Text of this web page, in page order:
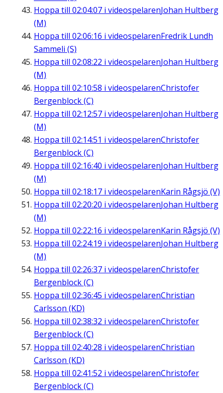
Hoppa till 02:04:07 i videospelarenJohan Hultberg
(M)
Hoppa till 02:06:16 i videospelarenFredrik Lundh
Sammeli (S)
Hoppa till 02:08:22 i videospelarenJohan Hultberg
(M)
Hoppa till 02:10:58 i videospelarenChristofer
Bergenblock (C)
Hoppa till 02:12:57 i videospelarenJohan Hultberg
(M)
Hoppa till 02:14:51 i videospelarenChristofer
Bergenblock (C)
Hoppa till 02:16:40 i videospelarenJohan Hultberg
(M)
Hoppa till 02:18:17 i videospelarenKarin Rågsjö (V)
Hoppa till 02:20:20 i videospelarenJohan Hultberg
(M)
Hoppa till 02:22:16 i videospelarenKarin Rågsjö (V)
Hoppa till 02:24:19 i videospelarenJohan Hultberg
(M)
Hoppa till 02:26:37 i videospelarenChristofer
Bergenblock (C)
Hoppa till 02:36:45 i videospelarenChristian
Carlsson (KD)
Hoppa till 02:38:32 i videospelarenChristofer
Bergenblock (C)
Hoppa till 02:40:28 i videospelarenChristian
Carlsson (KD)
Hoppa till 02:41:52 i videospelarenChristofer
Bergenblock (C)